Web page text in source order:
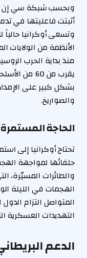
وبحسب شبكة سي إن إن
أثبتت فاعليتها في
الأنظمة من الولايات
منذ بداية الحرب
يقرب من 60
بشكل كبير على
والصواريخ.
الحاجة
تحتاج أوكرانيا إلى
حلفائها لمواجهة
والطائرات المسيّرة،
الهجمات في الليلة
المتواصل التزام
التهديدات العسكرية
الدعم